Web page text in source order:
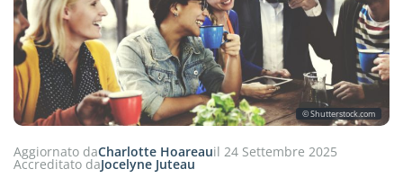
© Shutterstock.com
Aggiornato daCharlotte Hoareauil 24 Settembre 2025
Accreditato daJocelyne Juteau